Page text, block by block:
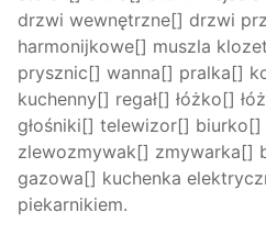
drzwi wewnętrzne[] drzwi
harmonijkowe[] muszla
prysznic[] wanna[] pralka[]
kuchenny[] regał[] łóżko[]
głośniki[] telewizor[]
zlewozmywak[] zmywarka[]
gazowa[] kuchenka
piekarnikiem.